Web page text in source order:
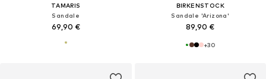
TAMARIS
Sandale
69,90 €
BIRKENSTOCK
Sandale 'Arizona'
89,90 €
+30